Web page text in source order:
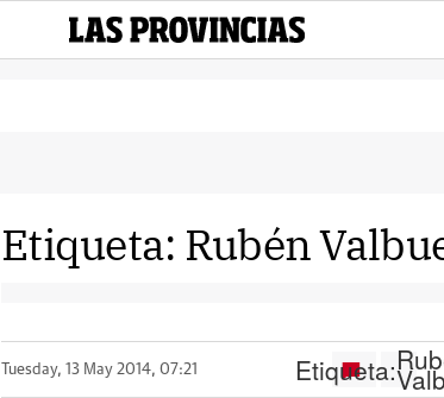
Etiqueta: Rubén
Tuesday, 13 May 2014, 07:21 Etiqueta: